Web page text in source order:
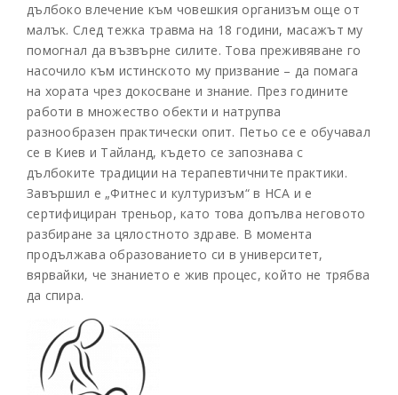
дълбоко влечение към човешкия организъм още от
малък. След тежка травма на 18 години, масажът му
помогнал да възвърне силите. Това преживяване го
насочило към истинското му призвание – да помага
на хората чрез докосване и знание. През годините
работи в множество обекти и натрупва
разнообразен практически опит. Петьо се е обучавал
се в Киев и Тайланд, където се запознава с
дълбоките традиции на терапевтичните практики.
Завършил е „Фитнес и културизъм“ в НСА и е
сертифициран треньор, като това допълва неговото
разбиране за цялостното здраве. В момента
продължава образованието си в университет,
вярвайки, че знанието е жив процес, който не трябва
да спира.